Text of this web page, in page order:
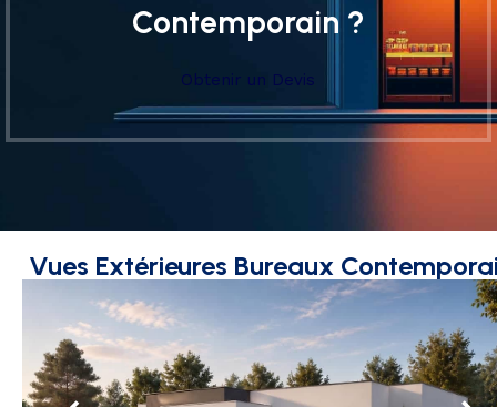
Contemporain ?
Obtenir un Devis
Vues Extérieures Bureaux